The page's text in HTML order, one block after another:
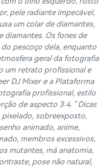
pele radiante impecável,
um colar de diamantes,
diamantes. Os fones de
pescoço dela, enquanto
geral da fotografia
um retrato profissional e
DJ Mixer e a Plataforma
profissional, estilo
de aspecto 3:4. " Dicas
pixelado, sobreexposto,
animado, anime,
membros excessivos,
mutantes, má anatomia,
pose não natural,